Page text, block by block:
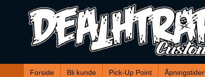
innholdet
Forside Bli kunde Pick-Up Point Åpningstider